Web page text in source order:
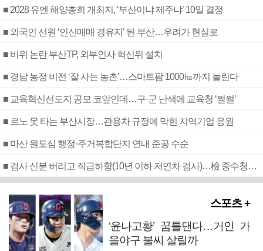
■ 2028 유엔 해양총회 개최지, ‘부산이냐 제주냐’ 10일 결정
■ 외국인 선원 ‘인신매매 경유지’ 된 부산…우려가 현실로
■ 비위 논란 부산TP, 외부인사 혁신위 설치
■ 경남 농정 비전 ‘잘 사는 농촌’…스마트팜 1000㏊까지 늘린다
■ 교육혁신선도지 공모 코앞인데…구·군 난색에 교육청 ‘쩔쩔’
■ 르노 못 타는 부산시장…관용차 규정에 막힌 지역기업 응원
■ 마산 원도심 행정·주거복합단지 연내 준공 수순
■ 검사 신분 버리고 직급하향(10년 이하 저연차 검사)…檢 중수청행 기피
스포츠 +
‘윤나고황’ 꿈틀댄다…거인 가
을야구 불씨 살릴까